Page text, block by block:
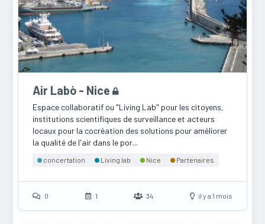
Air Labò - Nice
Espace collaboratif ou "Living Lab" pour les citoyens,
institutions scientifiques de surveillance et acteurs
locaux pour la cocréation des solutions pour améliorer
la qualité de l'air dans le por...
concertation Living lab Nice Partenaires
0 1 34 il y a 1 mois